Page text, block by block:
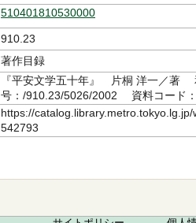
510401810530000
910.23
著作目録
『平安文学五十年』 片桐 洋一／
号：/910.23/5026/2002 資料コード：
https://
542793